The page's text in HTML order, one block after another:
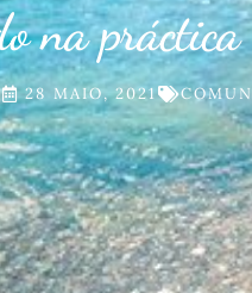
na
28 MAIO, 2021